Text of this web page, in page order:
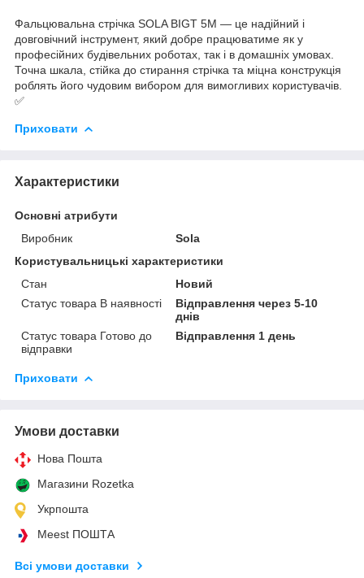
Фальцювальна стрічка SOLA BIGT 5M — це надійний і
довговічний інструмент, який добре працюватиме як у
професійних будівельних роботах, так і в домашніх умовах.
Точна шкала, стійка до стирання стрічка та міцна конструкція
роблять його чудовим вибором для вимогливих користувачів.
✅
Приховати
Характеристики
Основні атрибути
Виробник
Sola
Користувальницькі характеристики
Стан
Новий
Статус товара В наявності
Відправлення через 5-10
днів
Статус товара Готово до
відправки
Відправлення 1 день
Приховати
Умови доставки
Нова Пошта
Магазини Rozetka
Укрпошта
Meest ПОШТА
Всі умови доставки